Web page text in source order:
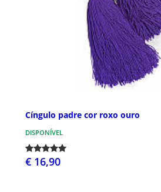
Cíngulo padre cor roxo ouro
DISPONÍVEL
€ 16,90